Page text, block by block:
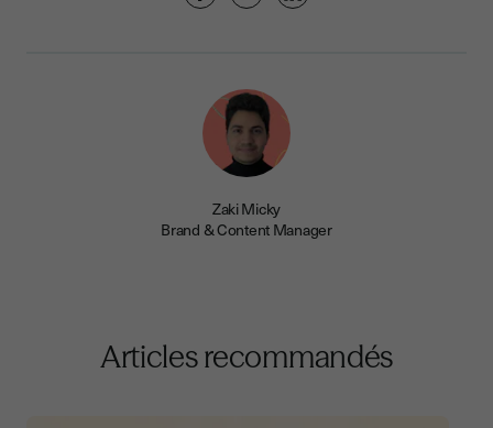
Zaki Micky
Brand & Content Manager
Articles recommandés